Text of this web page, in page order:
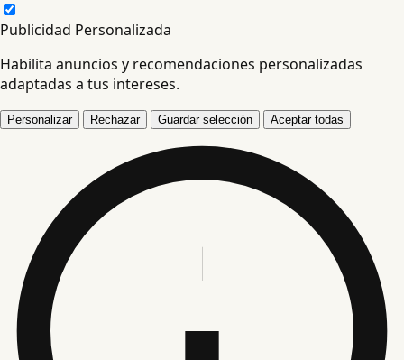
Publicidad Personalizada
Habilita anuncios y recomendaciones personalizadas
adaptadas a tus intereses.
Personalizar Rechazar Guardar selección Aceptar todas